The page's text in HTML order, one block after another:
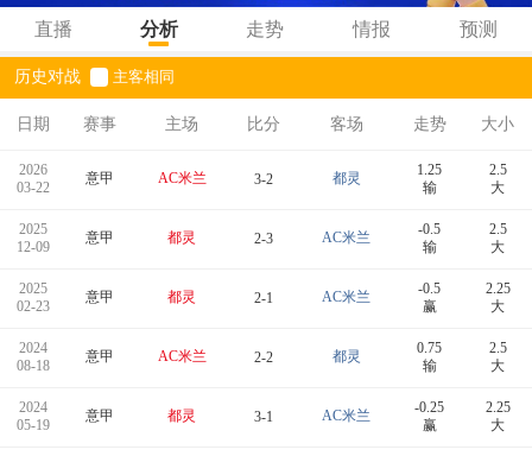
直播 分析 走势 情报 预测
历史对战 主客相同
日期 赛事 主场 比分 客场 走势 大小
2026
03-22
意甲 AC米兰 3-2 都灵
1.25
输
2.5
大
2025
12-09
意甲 都灵 2-3 AC米兰
-0.5
输
2.5
大
2025
02-23
意甲 都灵 2-1 AC米兰
-0.5
赢
2.25
大
2024
08-18
意甲 AC米兰 2-2 都灵
0.75
输
2.5
大
2024
05-19
意甲 都灵 3-1 AC米兰
-0.25
赢
2.25
大